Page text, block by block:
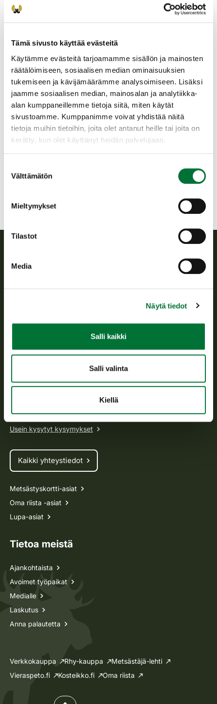
Tämä sivusto käyttää evästeitä
Käytämme evästeitä tarjoamamme sisällön ja mainosten
räätälöimiseen, sosiaalisen median ominaisuuksien
tukemiseen ja kävijämäärämme analysoimiseen. Lisäksi
jaamme sosiaalisen median, mainosalan ja analytiikka-
alan kumppaneillemme tietoja siitä, miten käytät
sivustoamme. Kumppanimme voivat yhdistää näitä
tietoja muihin tietoihin, joita olet antanut heille tai joita on
kerätty, kun olet käyttänyt heidän palvelujaan.
valinta
Välttämätön
Mieltymykset
Tilastot
Media
Näytä tiedot
Salli kaikki
Salli valinta
Kiellä
omariistaverkkomaksu.
Tutkinto tehdään sähköisesti, omalla
Varmista akkujen kesto laitteissa.
PAKOLLINEN ENNAKKOILMOITTAUTUMINEN
OMARIISTAN TAPAHTUMAN KAUTTA.
Perniön seudun riistanhoitoyhdistys
Varsinais-Suomi
Suomen riistakeskus
Suomen riistakeskus edistää kestävää riistataloutta, tukee
toimeenpanosta sekä vastaa sille säädetyistä julkisista
Avoinna arkipäivisin klo 9-15.
asiakaspalvelu@riista.fi
Usein kysytyt kysymykset
Kaikki yhteystiedot
Metsästyskortti-asiat
Oma riista -asiat
Lupa-asiat
Tietoa meistä
Ajankohtaista
Avoimet työpaikat
Medialle
Laskutus
Anna palautetta
Verkkokauppa Rhy-kauppa
Metsästäjä-lehti
Vieraspeto.fi
Kosteikko.fi Oma riista